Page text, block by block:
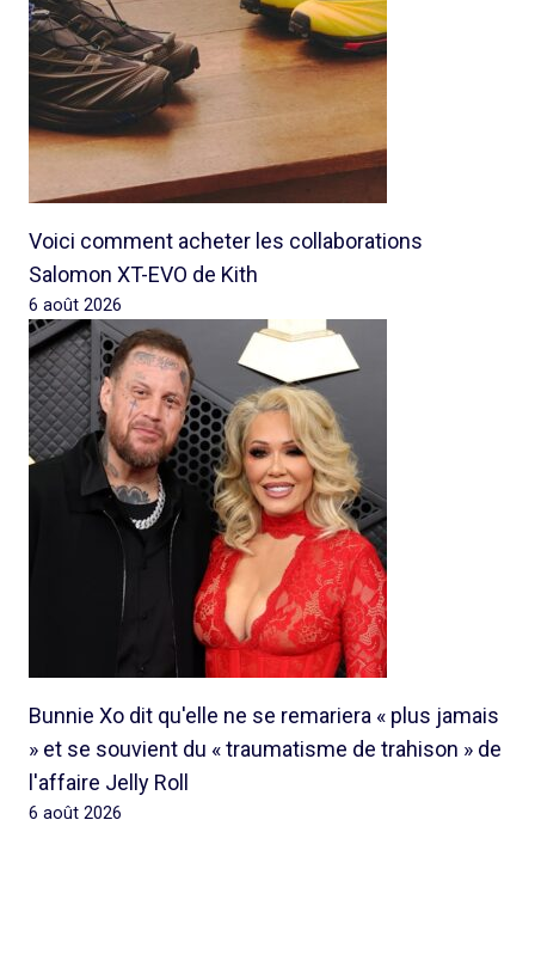
Voici comment acheter les collaborations
Salomon XT-EVO de Kith
6 août 2026
Bunnie Xo dit qu'elle ne se remariera « plus jamais
» et se souvient du « traumatisme de trahison » de
l'affaire Jelly Roll
6 août 2026